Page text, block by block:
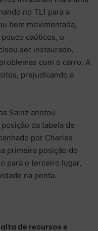
no TL1 para a
bem movimentada,
caóticos, o
ser instaurado,
com o carro. A
prejudicando a
Sainz anotou
da tabela de
por Charles
primeira posição do
para o terceiro lugar,
na ponta.
de recursos e